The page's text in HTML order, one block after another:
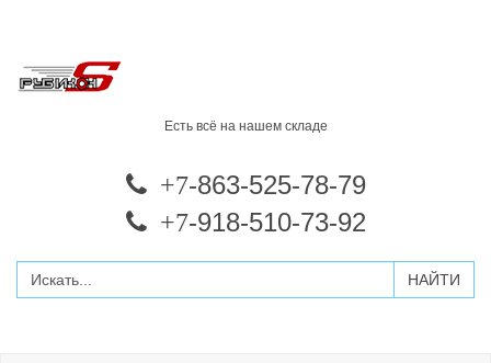
Есть всё на нашем складе
+7-863-525-78-79
+7-918-510-73-92